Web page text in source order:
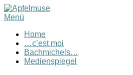
Menü
Home
…c’est moi
Bachmichels…
Medienspiegel